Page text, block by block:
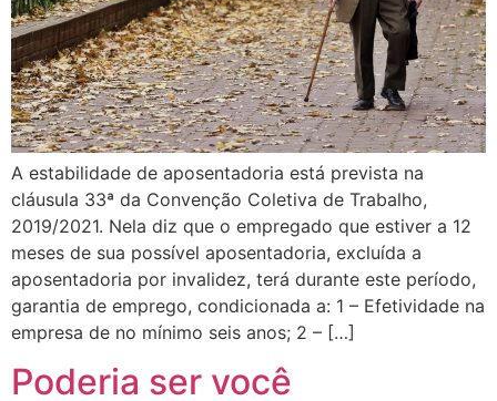
A estabilidade de aposentadoria está prevista na
cláusula 33ª da Convenção Coletiva de Trabalho,
2019/2021. Nela diz que o empregado que estiver a 12
meses de sua possível aposentadoria, excluída a
aposentadoria por invalidez, terá durante este período,
garantia de emprego, condicionada a: 1 – Efetividade na
empresa de no mínimo seis anos; 2 – […]
Poderia ser você